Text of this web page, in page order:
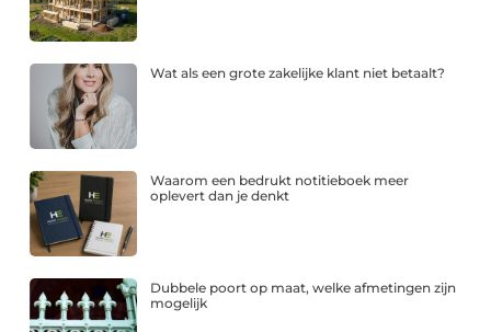
Wat als een grote zakelijke klant niet betaalt?
Waarom een bedrukt notitieboek meer
oplevert dan je denkt
Dubbele poort op maat, welke afmetingen zijn
mogelijk